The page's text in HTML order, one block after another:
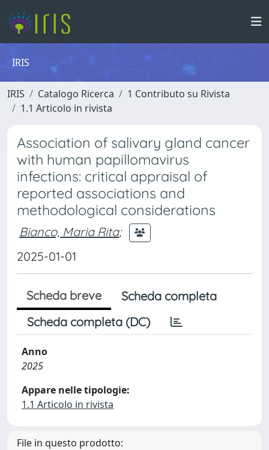
IRIS
IRIS Catalogo Ricerca
1 Contributo su Rivista
1.1 Articolo in rivista
Association of salivary gland cancer
with human papillomavirus
infections: critical appraisal of
reported associations and
methodological considerations
Bianco, Maria Rita;
2025-01-01
Scheda breve
Scheda completa
Scheda completa (DC)
Anno
2025
Appare nelle tipologie:
1.1 Articolo in rivista
File in questo prodotto: